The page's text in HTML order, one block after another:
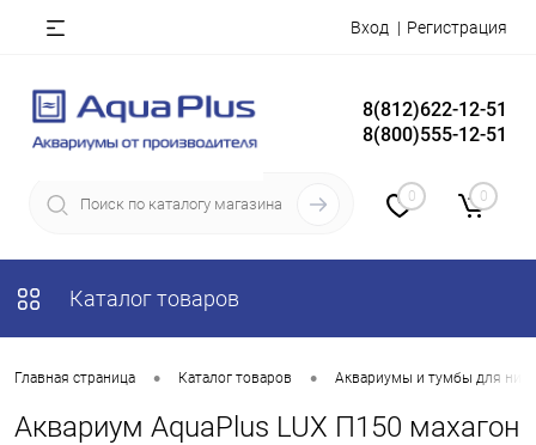
Вход Регистрация
8(812)622-12-51
8(800)555-12-51
0 0
Каталог товаров
Главная страница • Каталог товаров • Аквариумы и тумбы для них
Аквариум AquaPlus LUX П150 махагон